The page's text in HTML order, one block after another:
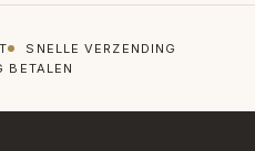
SNELLE VERZENDING
BETALEN